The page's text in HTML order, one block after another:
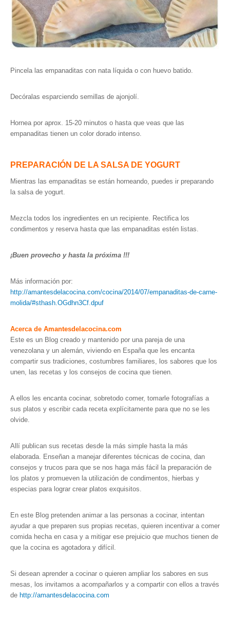
Pincela las empanaditas con nata líquida o con huevo batido.
Decóralas esparciendo semillas de ajonjolí.
Hornea por aprox. 15-20 minutos o hasta que veas que las
empanaditas tienen un color dorado intenso.
PREPARACIÓN DE LA SALSA DE YOGURT
Mientras las empanaditas se están horneando, puedes ir preparando
la salsa de yogurt.
Mezcla todos los ingredientes en un recipiente. Rectifica los
condimentos y reserva hasta que las empanaditas estén listas.
¡Buen provecho y hasta la próxima !!!
Más información por:
http://amantesdelacocina.com/cocina/2014/07/empanaditas-de-carne-
molida/#sthash.OGdhn3Cf.dpuf
Acerca de Amantesdelacocina.com
Este es un Blog creado y mantenido por una pareja de una
venezolana y un alemán, viviendo en España que les encanta
compartir sus tradiciones, costumbres familiares, los sabores que los
unen, las recetas y los consejos de cocina que tienen.
A ellos les encanta cocinar, sobretodo comer, tomarle fotografías a
sus platos y escribir cada receta explícitamente para que no se les
olvide.
Allí publican sus recetas desde la más simple hasta la más
elaborada. Enseñan a manejar diferentes técnicas de cocina, dan
consejos y trucos para que se nos haga más fácil la preparación de
los platos y promueven la utilización de condimentos, hierbas y
especias para lograr crear platos exquisitos.
En este Blog pretenden animar a las personas a cocinar, intentan
ayudar a que preparen sus propias recetas, quieren incentivar a comer
comida hecha en casa y a mitigar ese prejuicio que muchos tienen de
que la cocina es agotadora y difícil.
Si desean aprender a cocinar o quieren ampliar los sabores en sus
mesas, los invitamos a acompañarlos y a compartir con ellos a través
de http://amantesdelacocina.com